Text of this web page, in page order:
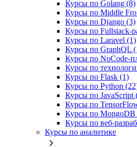
Курсы по Golang (8)
Курсы по Middle
Курсы по Django (3)
Курсы по
Курсы по Laravel (1)
Курсы по GraphQL
Курсы по
Курсы по
Курсы по Flask (1)
Курсы по Python
Курсы по JavaScript
Курсы по
Курсы по MongoDB
Курсы по
Курсы по аналитике